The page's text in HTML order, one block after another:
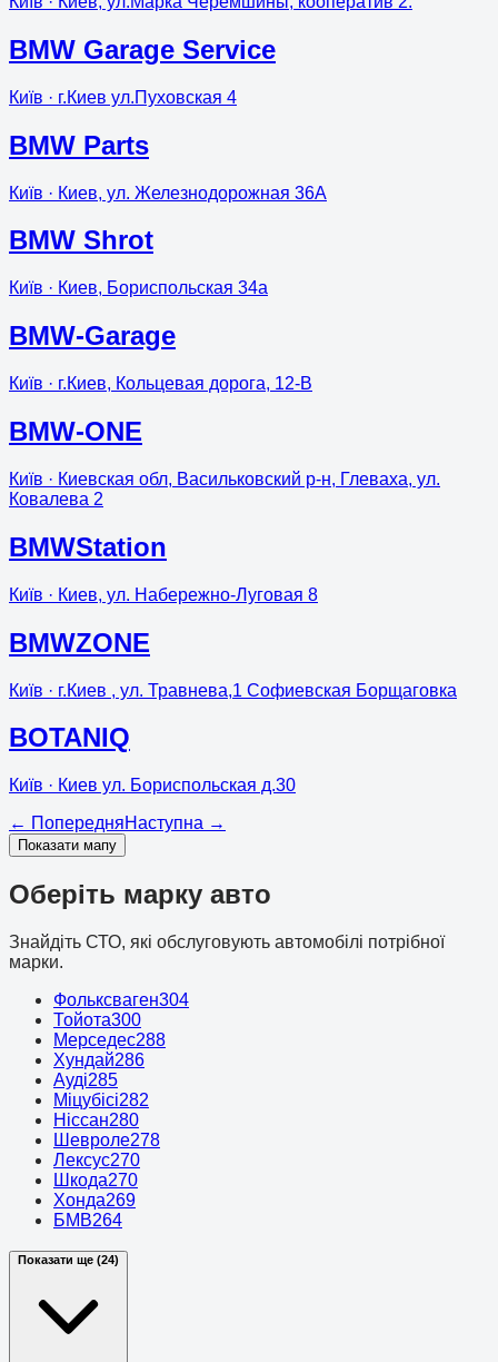
BMW Garage Service
Київ · г.Киев ул.Пуховская 4
BMW Parts
Київ · Киев, ул. Железнодорожная 36А
BMW Shrot
Київ · Киев, Бориспольская 34а
BMW-Garage
Київ · г.Киев, Кольцевая дорога, 12-В
BMW-ONE
Київ · Киевская обл, Васильковский р-н, Глеваха, ул.
Ковалева 2
BMWStation
Київ · Киев, ул. Набережно-Луговая 8
BMWZONE
Київ · г.Киев , ул. Травнева,1 Cофиевская Борщаговка
BOTANIQ
Київ · Киев ул. Бориспольская д.30
← ПопередняНаступна →
Показати мапу
Оберіть марку авто
Знайдіть СТО, які обслуговують автомобілі потрібної
марки.
Фольксваген304
Тойота300
Мерседес288
Хундай286
Ауді285
Міцубісі282
Ніссан280
Шевроле278
Лексус270
Шкода270
Хонда269
БМВ264
Показати ще (24)